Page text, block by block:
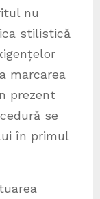
nu
stilistică
marcarea
prezent
se
în primul